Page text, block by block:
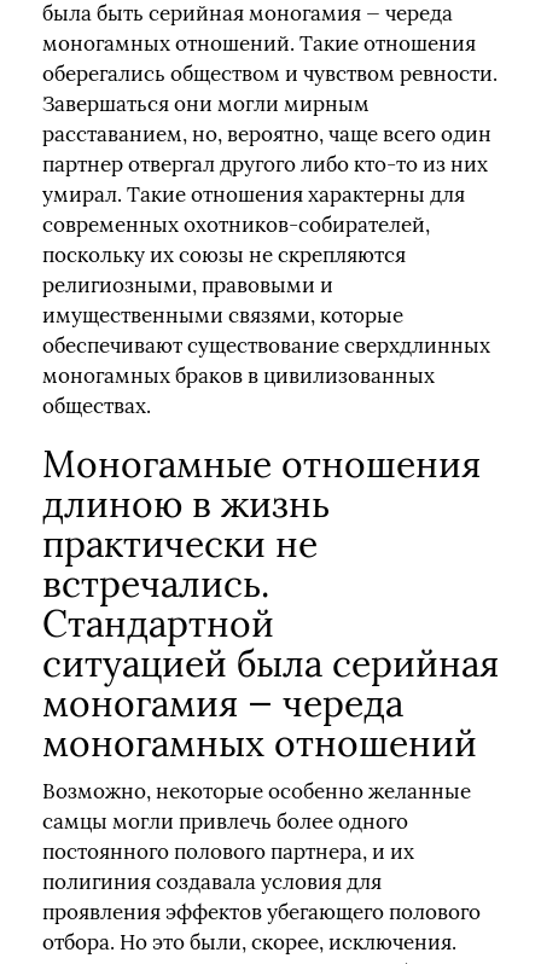
была быть серийная моногамия — череда
моногамных отношений. Такие отношения
оберегались обществом и чувством ревности.
Завершаться они могли мирным
расставанием, но, вероятно, чаще всего один
партнер отвергал другого либо кто-то из них
умирал. Такие отношения характерны для
современных охотников-собирателей,
поскольку их союзы не скрепляются
религиозными, правовыми и
имущественными связями, которые
обеспечивают существование сверхдлинных
моногамных браков в цивилизованных
обществах.
Моногамные отношения
длиною в жизнь
практически не
встречались.
Стандартной
ситуацией была серийная
моногамия — череда
моногамных отношений
Возможно, некоторые особенно желанные
самцы могли привлечь более одного
постоянного полового партнера, и их
полигиния создавала условия для
проявления эффектов убегающего полового
отбора. Но это были, скорее, исключения.